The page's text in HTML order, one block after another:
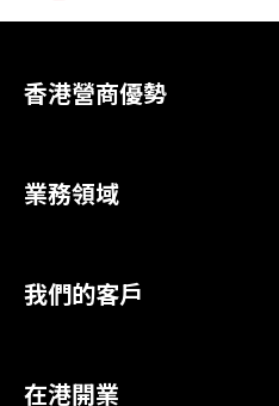
香港營商優勢
業務領域
我們的客戶
在港開業